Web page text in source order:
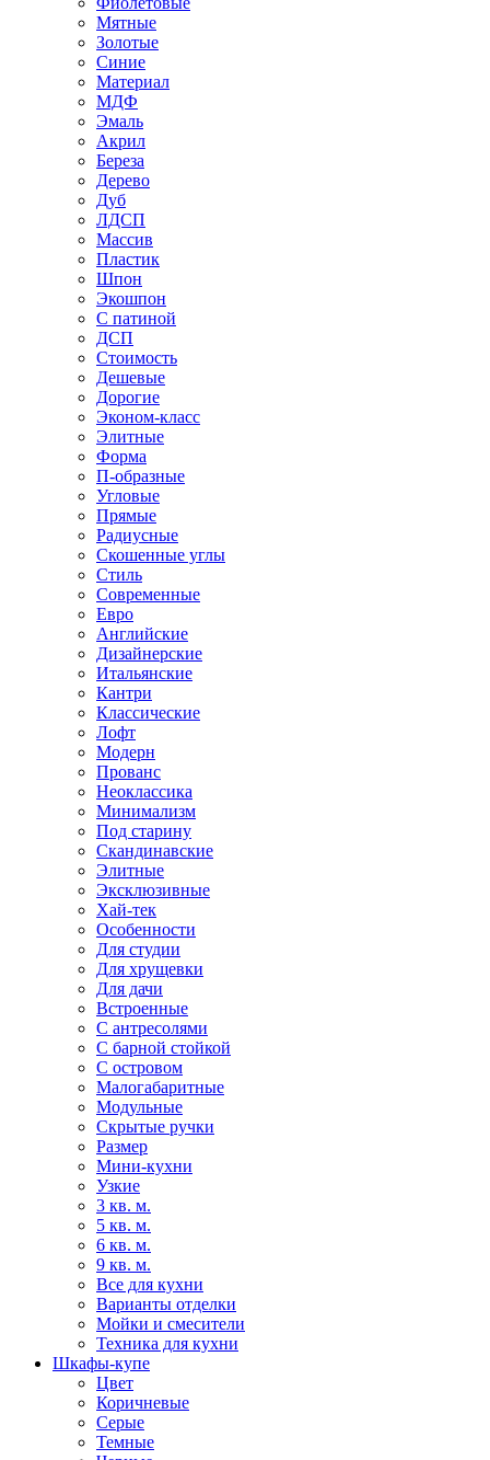
Мятные
Золотые
Синие
Материал
МДФ
Эмаль
Акрил
Береза
Дерево
Дуб
ЛДСП
Массив
Пластик
Шпон
Экошпон
С патиной
ДСП
Стоимость
Дешевые
Дорогие
Эконом-класс
Элитные
Форма
П-образные
Угловые
Прямые
Радиусные
Скошенные углы
Стиль
Современные
Евро
Английские
Дизайнерские
Итальянские
Кантри
Классические
Лофт
Модерн
Прованс
Неоклассика
Минимализм
Под старину
Скандинавские
Элитные
Эксклюзивные
Хай-тек
Особенности
Для студии
Для хрущевки
Для дачи
Встроенные
С антресолями
С барной стойкой
С островом
Малогабаритные
Модульные
Скрытые ручки
Размер
Мини-кухни
Узкие
3 кв. м.
5 кв. м.
6 кв. м.
9 кв. м.
Все для кухни
Варианты отделки
Мойки и смесители
Техника для кухни
Шкафы-купе
Цвет
Коричневые
Серые
Темные